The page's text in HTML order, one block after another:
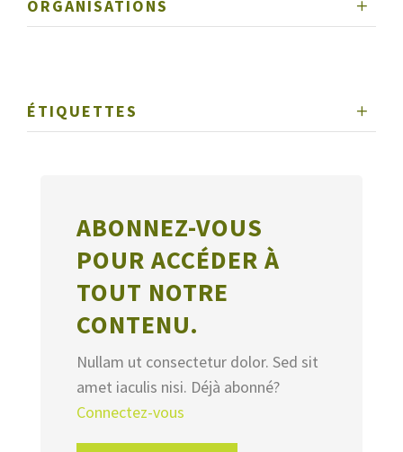
ORGANISATIONS
ÉTIQUETTES
ABONNEZ-VOUS
POUR ACCÉDER À
TOUT NOTRE
CONTENU.
Nullam ut consectetur dolor. Sed sit
amet iaculis nisi. Déjà abonné?
Connectez-vous